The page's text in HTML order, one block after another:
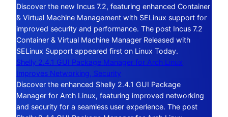
Discover the new Incus 7.2, featuring enhanced Container
& Virtual Machine Management with SELinux support for
improved security and performance. The post Incus 7.2
Container & Virtual Machine Manager Released with
SELinux Support appeared first on Linux Today.
Shelly 2.4.1 GUI Package Manager for Arch Linux
Improves Networking, Security
Discover the enhanced Shelly 2.4.1 GUI Package
Manager for Arch Linux, featuring improved networking
and security for a seamless user experience. The post